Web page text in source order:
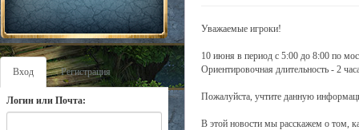
Вход Регистрация
Логин или Почта:
Уважаемые игроки!
10 июня в период с 5:00 до 8:00 по
Ориентировочная длительность - 2
Пожалуйста, учтите данную
В этой новости мы расскажем о том,